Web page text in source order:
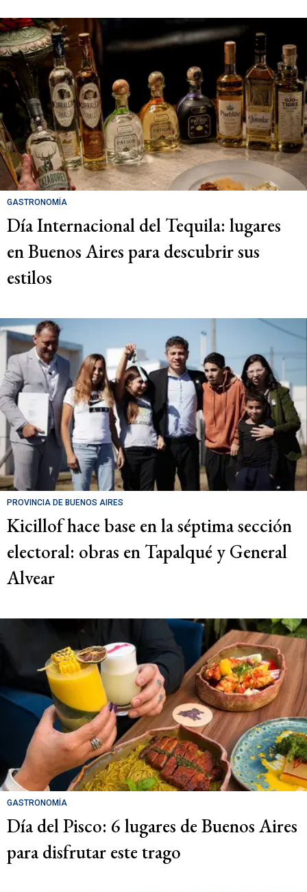
GASTRONOMÍA
Día Internacional del Tequila: lugares
en Buenos Aires para descubrir sus
estilos
PROVINCIA DE BUENOS AIRES
Kicillof hace base en la séptima sección
electoral: obras en Tapalqué y General
Alvear
GASTRONOMÍA
Día del Pisco: 6 lugares de Buenos Aires
para disfrutar este trago